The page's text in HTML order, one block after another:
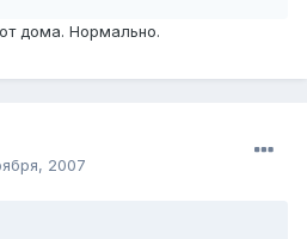
дома. Нормально.
2007